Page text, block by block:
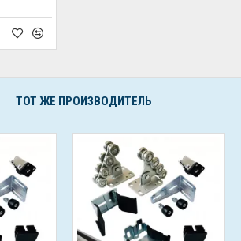
ТОТ ЖЕ ПРОИЗВОДИТЕЛЬ